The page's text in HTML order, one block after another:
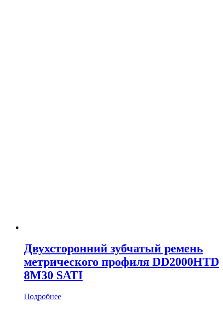
Двухсторонний зубчатый ремень
метрического профиля DD2000HTD
8M30 SATI
Подробнее